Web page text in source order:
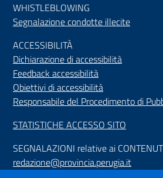
WHISTLEBLOWING
Segnalazione condotte illecite
ACCESSIBILITÀ
Dichiarazione di accessibilità
Feedback accessibilità
Obiettivi di accessibilità
Responsabile del Procedimento di
STATISTICHE ACCESSO SITO
SEGNALAZIONI relative ai
redazione@provincia.perugia.it